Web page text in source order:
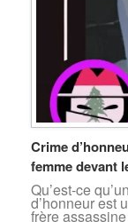
Crime
femme devant
Qu’est-ce
d’honneur est
frère